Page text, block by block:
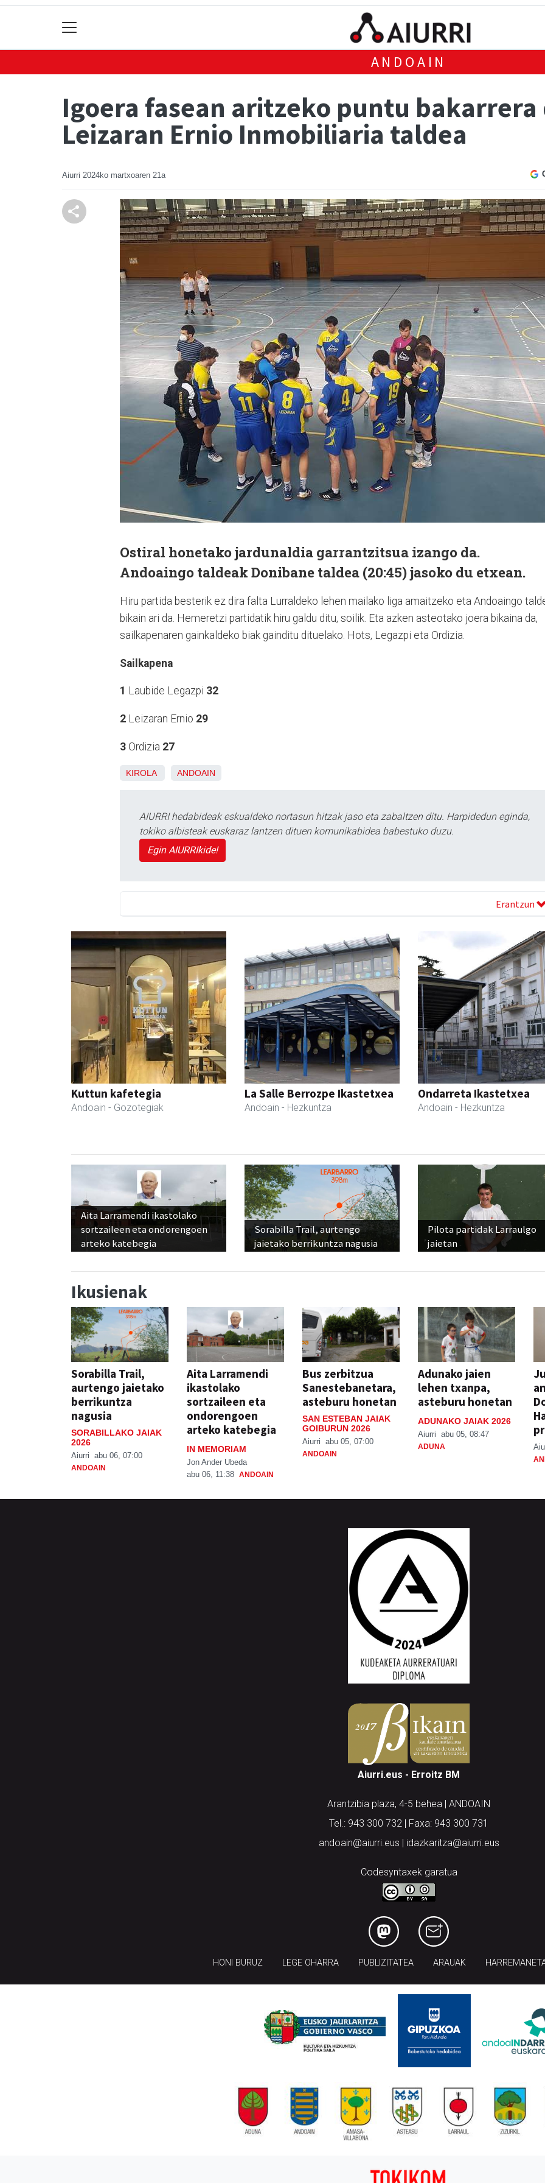
ANDOAIN
Igoera fasean aritzeko puntu bakarrera
Leizaran Ernio Inmobiliaria taldea
Aiurri 2024ko martxoaren 21a
Ostiral honetako jardunaldia garrantzitsua izango da.
Andoaingo taldeak Donibane taldea (20:45) jasoko du etxean.
Hiru partida besterik ez dira falta Lurraldeko lehen mailako liga amaitzeko eta Andoaingo
bikain ari da. Hemeretzi partidatik hiru galdu ditu, soilik. Eta azken asteotako joera bikaina da,
sailkapenaren gainkaldeko biak gainditu dituelako. Hots, Legazpi eta Ordizia.
Sailkapena
1 Laubide Legazpi 32
2 Leizaran Ernio 29
3 Ordizia 27
KIROLA ANDOAIN
AIURRI hedabideak eskualdeko nortasun hitzak jaso eta zabaltzen ditu. Harpidedun eginda,
tokiko albisteak euskaraz lantzen dituen komunikabidea babestuko duzu.
Egin AIURRIkide!
Erantzun
Kuttun kafetegia
Andoain - Gozotegiak
La Salle Berrozpe Ikastetxea
Andoain - Hezkuntza
Ondarreta Ikastetxea
Andoain - Hezkuntza
Aita Larramendi ikastolako
sortzaileen eta ondorengoen
arteko katebegia
Sorabilla Trail, aurtengo
jaietako berrikuntza nagusia
Pilota partidak Larraulgo
jaietan
Ikusienak
Sorabilla Trail,
aurtengo jaietako
berrikuntza
nagusia
SORABILLAKO JAIAK
2026
Aiurri abu 06, 07:00
ANDOAIN
Aita Larramendi
ikastolako
sortzaileen eta
ondorengoen
arteko katebegia
IN MEMORIAM
Jon Ander Ubeda
abu 06, 11:38 ANDOAIN
Bus zerbitzua
Sanestebanetara,
asteburu honetan
SAN ESTEBAN JAIAK
GOIBURUN 2026
Aiurri abu 05, 07:00
ANDOAIN
Adunako jaien
lehen txanpa,
asteburu honetan
ADUNAKO JAIAK 2026
Aiurri abu 05, 08:47
ADUNA
Aiurri.eus - Erroitz BM
Arantzibia plaza, 4-5 behea | ANDOAIN
Tel.: 943 300 732 | Faxa: 943 300 731
andoain@aiurri.eus | idazkaritza@aiurri.eus
Codesyntaxek garatua
HONI BURUZ LEGE OHARRA PUBLIZITATEA ARAUAK